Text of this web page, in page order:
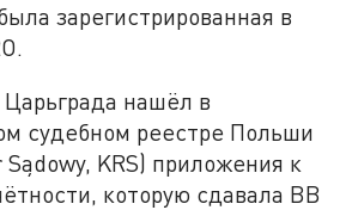
зарегистрированная в
нашёл в
судебном реестре Польши
KRS) приложения к
которую сдавала BB